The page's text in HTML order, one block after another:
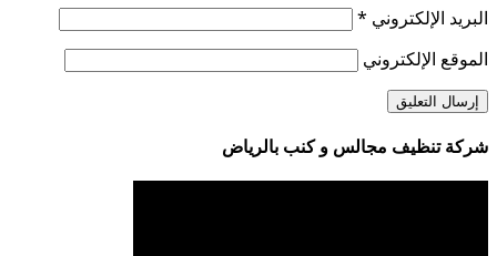
البريد الإلكتروني *
الموقع الإلكتروني
شركة تنظيف مجالس و كنب بالرياض